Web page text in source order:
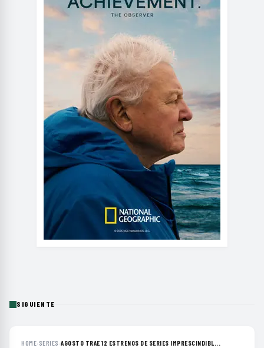
SIGUIENTE
HOME› SERIES ›AGOSTO TRAE 12 ESTRENOS DE SERIES IMPRESCINDIBL...